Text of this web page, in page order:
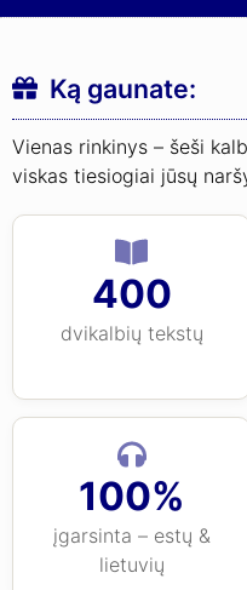
Ką gaunate:
Vienas rinkinys – šeši
viskas tiesiogiai jūsų
400
dvikalbių tekstų
100%
įgarsinta – estų &
lietuvių